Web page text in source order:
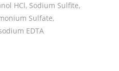
HCl, Sodium Sulfite,
Sulfate,
EDTA